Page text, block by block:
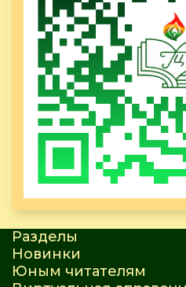
Разделы
Новинки
Юным читателям